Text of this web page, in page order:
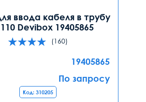
ввода кабеля в трубу
Devibox 19405865
(160)
19405865
По запросу
Код: 310205